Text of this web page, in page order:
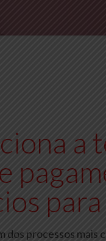
a
dos processos